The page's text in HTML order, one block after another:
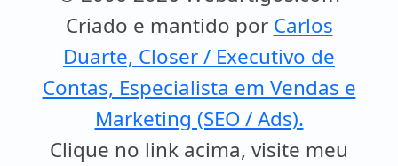
Criado e mantido por Carlos
Duarte, Closer / Executivo de
Contas, Especialista em Vendas e
Marketing (SEO / Ads).
Clique no link acima, visite meu